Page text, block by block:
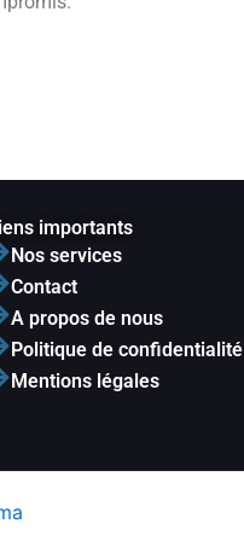
importants
Nos services
Contact
A propos de nous
Politique de confidentialité
Mentions légales